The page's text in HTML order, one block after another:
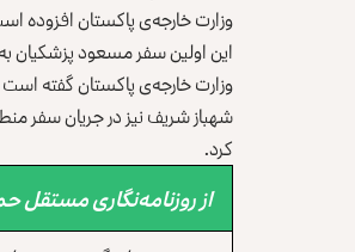
وزارت خارجه‌ی پاکستان افزوده
این اولین سفر مسعود پزشکیان
وزارت خارجه‌ی پاکستان گفته
شهباز شریف نیز در جریان سفر
کرد.
از روزنامه‌نگاری مستقل